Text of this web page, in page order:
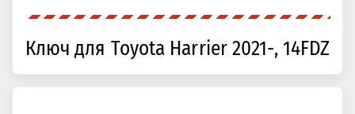
Ключ для Toyota Harrier 2021-, 14FDZ